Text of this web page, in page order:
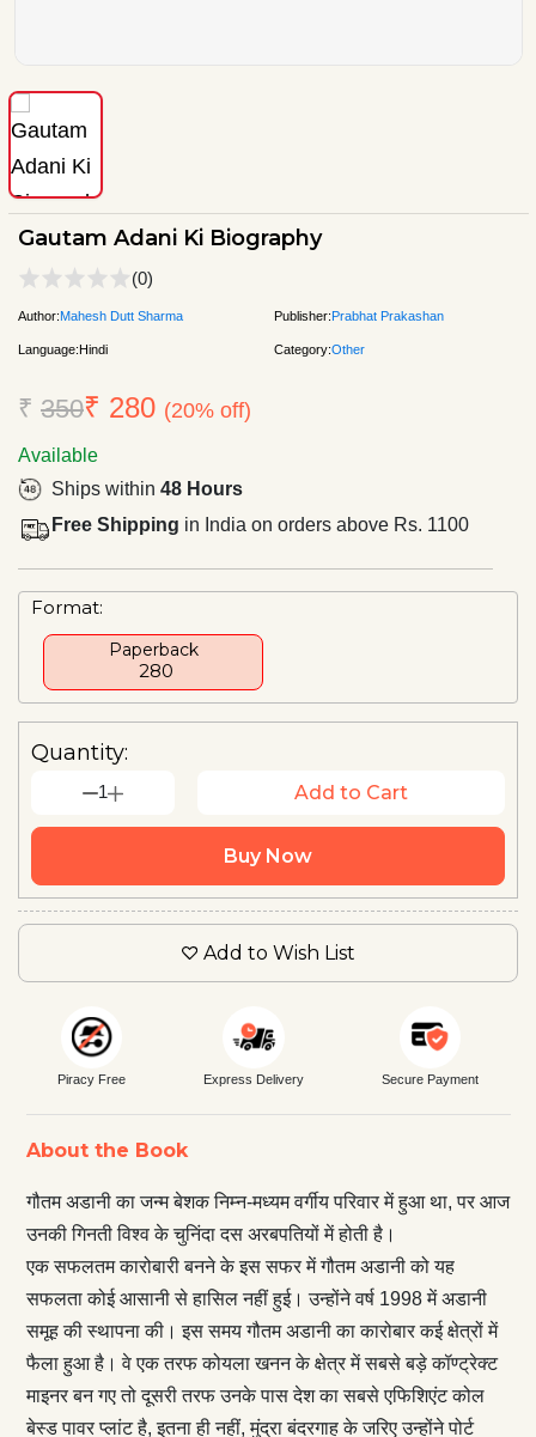
Gautam Adani Ki Biography
(0)
Author:Mahesh Dutt Sharma Publisher:Prabhat Prakashan
Language:Hindi Category:Other
₹ 350₹ 280 (20% off)
Available
Ships within 48 Hours
Free Shipping in India on orders above Rs. 1100
Format:
Paperback
₹ 280
Quantity:
1 Add to Cart
Buy Now
Add to Wish List
Piracy Free Express Delivery Secure Payment
About the Book
गौतम अडानी का जन्म बेशक निम्न-मध्यम वर्गीय परिवार में हुआ था, पर आज
उनकी गिनती विश्व के चुनिंदा दस अरबपतियों में होती है।
एक सफलतम कारोबारी बनने के इस सफर में गौतम अडानी को यह
सफलता कोई आसानी से हासिल नहीं हुई। उन्होंने वर्ष 1998 में अडानी
समूह की स्थापना की। इस समय गौतम अडानी का कारोबार कई क्षेत्रों में
फैला हुआ है। वे एक तरफ कोयला खनन के क्षेत्र में सबसे बड़े कॉण्ट्रेक्ट
माइनर बन गए तो दूसरी तरफ उनके पास देश का सबसे एफिशिएंट कोल
बेस्ड पावर प्लांट है, इतना ही नहीं, मुंद्रा बंदरगाह के जरिए उन्होंने पोर्ट